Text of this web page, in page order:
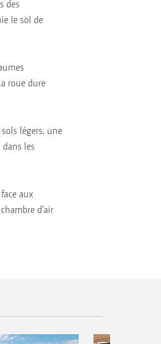
des
le sol de
roue dure
légers, une
les
aux
d’air